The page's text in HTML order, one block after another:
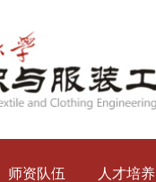
师资队伍 人才培养